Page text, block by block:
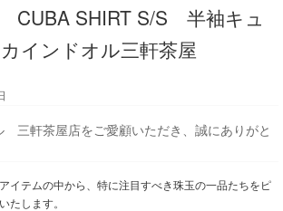
SHIRT S/S 半袖キュ
インドオル三軒茶屋
三軒茶屋店をご愛顧いただき、誠にありがと
イテムの中から、特に注目すべき珠玉の一品たちをピ
たします。